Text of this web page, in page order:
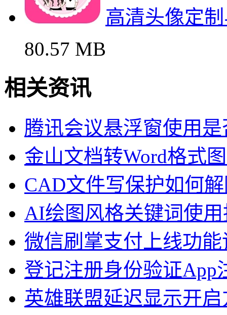
高清头像定
80.57 MB
相关资讯
腾讯会议悬浮窗使用
金山文档转Word格式
CAD文件写保护如何
AI绘图风格关键词使
微信刷掌支付上线功能
登记注册身份验证App
英雄联盟延迟显示开